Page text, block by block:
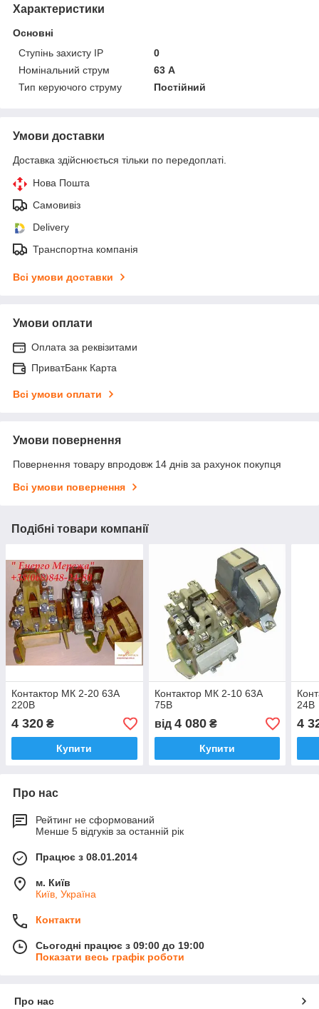
Характеристики
Основні
Ступінь захисту IP
0
Номінальний струм
63 А
Тип керуючого струму
Постійний
Умови доставки
Доставка здійснюється тільки по передоплаті.
Нова Пошта
Самовивіз
Delivery
Транспортна компанія
Всі умови доставки
Умови оплати
Оплата за реквізитами
ПриватБанк Карта
Всі умови оплати
Умови повернення
Повернення товару впродовж 14 днів за рахунок покупця
Всі умови повернення
Подібні товари компанії
Контактор МК 2-20 63А
220В
4 320 ₴
Купити
Контактор МК 2-10 63А
75В
від 4 080₴
Купити
24В
4
Про нас
Рейтинг не сформований
Менше 5 відгуків за останній рік
Працює з 08.01.2014
м. Київ
Київ, Україна
Контакти
Сьогодні працює з 09:00 до 19:00
Показати весь графік роботи
Про нас